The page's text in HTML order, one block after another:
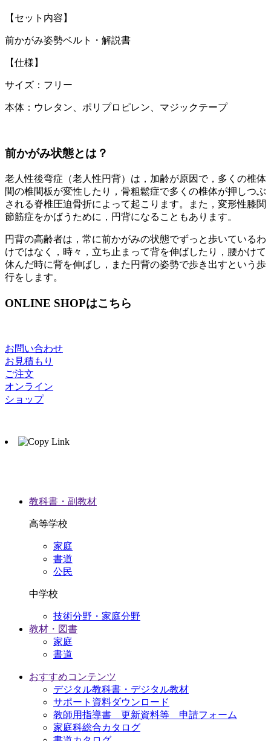
【セット内容】
前かがみ姿勢ベルト・解説書
【仕様】
サイズ：フリー
本体：ウレタン、ポリプロピレン、マジックテープ
前かがみ状態とは？
老人性後弯症（老人性円背）は，加齢が原因で，多くの椎体
間の椎間板が変性したり，骨粗鬆症で多くの椎体が押しつぶ
される脊椎圧迫骨折によって起こります。また，変形性膝関
節筋症をかばうために，円背になることもあります。
円背の高齢者は，常に前かがみの状態でずっと歩いているわ
けではなく，時々，立ち止まって背を伸ばしたり，腰かけて
休んだ時に背を伸ばし，また円背の姿勢で歩き出すという歩
行をします。
ONLINE SHOPはこちら
お問い合わせ
お見積もり
ご注文
オンライン
ショップ
教科書・副教材
高等学校
家庭
書道
公民
中学校
技術分野・家庭分野
教材・図書
家庭
書道
おすすめコンテンツ
デジタル教科書・デジタル教材
サポート資料ダウンロード
教師用指導書 更新資料等 申請フォーム
家庭科総合カタログ